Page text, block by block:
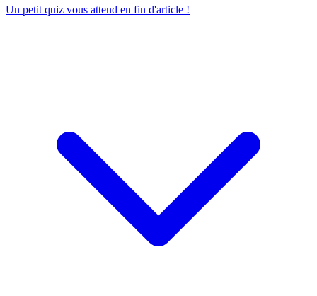
Un petit quiz vous attend en fin d'article !